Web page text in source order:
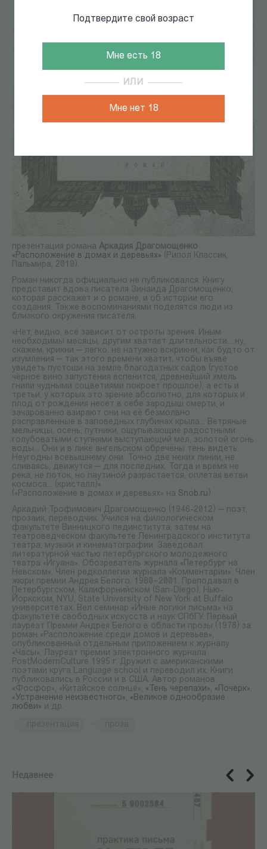
Подтвердите свой возраст
Мне есть 18
ИЛИ
Мне нет 18
презентация романа Аркадия Драгомощенко
«Расположение в домах и деревьях» (Рипол Классик,
Пальмира, 2019).
Роман никогда официально не публиковался. Книгу
представит вдова писателя Зинаида Драгомощенко,
которая расскажет и о романе, и об истории его
создания. Также воспоминаниями поделятся люди из
близкого окружения писателя.
«Нет, видно, всё зависит от остроты зрения. Иным
необходимы месяцы, другим хватает длительности... ну,
скажем, крикни — легко, не натужно вскрикни, как будто от
изумления — так этого времени хватит, чтобы въяве
увидеть пустоши на земле благодатных садов (густое
чёрное вино запустения вспенится, древнейший хмель
гнили чудными соцветиями покроет прошлое), а есть и
третьи, у которых это зрение абсолютно, для которых и
плод от рождения несёт в себе зародыш смерти, и
зачарованно взирают они на её безмолвно
расправленные в заповедных глубинах крыла... Ветряные
мельницы, осень, путники, ощупывающие радостными
голубоватыми ступнями выступающий мел, золотой огонь
воды... Они и в лике ангельском обречены тень видеть.
Неугодны всевышнему они. Точно две неких линии, не
сливаясь, движутся — для последних. Тогда и время не
река, не поток, но паутиной разрастается, оплетая ветви
космоса... (кристалл)».
(«Расположение в домах и деревьях» на Snob.ru)
Аркадий Трофимович Драгомощенко (1946-2012) — поэт,
прозаик, переводчик. Учился на филологическом
факультете Винницкого пединститута, затем на
театроведческом факультете Ленинградского института
театра, музыки и кинематографии. Заведовал
литературной частью петербургского молодежного
театра «Игуана». Обозреватель журнала «Петербург на
Невском». Член редколлегии журнала «Комментарии». Член
жюри премии Андрея Белого. 1980–2001. Преподавал в
Петербургском, Калифорнийском (San-Diego), Нью-
Йоркском, NYU, State University of New York at Buffalo
университетах. Вел семинар «Иные логики письма» на
факультете свободных искусств и наук СПбГУ. Первый
лауреат Премии Андрея Белого в области прозы (1978) за
роман «Расположение среди домов и деревьев»,
опубликованный отдельным приложением к журналу
«Часы». Лауреат премии электронного журнала
PostModernCulture 1995 г. Дружил с американскими
поэтами круга Language school и переводил их. Книги
публиковались в России и в США. Автор романов
«Фосфор», «Китайское солнце», «Тень черепахи», «Почерк»,
« Устранение неизвестного», «Великое однообразие
любви» и др.
Недавнее